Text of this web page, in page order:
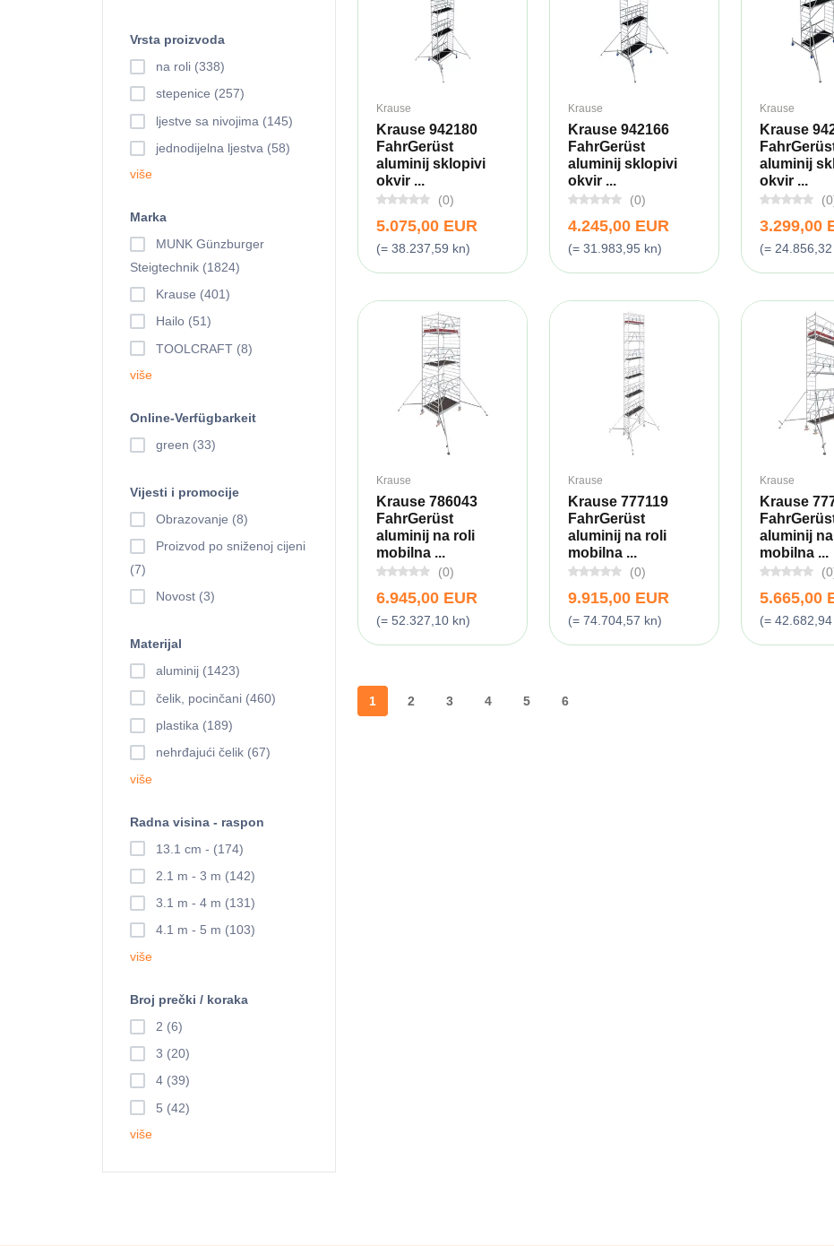
Krause
Krause 942180
FahrGerüst
aluminij sklopivi
okvir ...
(0)
5.075,00 EUR
(= 38.237,59 kn)
Krause
Krause 942166
FahrGerüst
aluminij sklopivi
okvir ...
(0)
4.245,00 EUR
(= 31.983,95 kn)
Krause
Krause
aluminij
okvir ...
3.299,00
(=
Krause
Krause 786043
FahrGerüst
aluminij na roli
mobilna ...
(0)
6.945,00 EUR
(= 52.327,10 kn)
Krause
Krause 777119
FahrGerüst
aluminij na roli
mobilna ...
(0)
9.915,00 EUR
(= 74.704,57 kn)
Krause
Krause
aluminij
mobilna ...
5.665,00
(=
1 2 3 4 5 6
Vrsta proizvoda
na roli (338)
stepenice (257)
ljestve sa nivojima (145)
jednodijelna ljestva (58)
više
Marka
MUNK Günzburger
Steigtechnik (1824)
Krause (401)
Hailo (51)
TOOLCRAFT (8)
više
Online-Verfügbarkeit
green (33)
Vijesti i promocije
Obrazovanje (8)
Proizvod po sniženoj cijeni
(7)
Novost (3)
Materijal
aluminij (1423)
čelik, pocinčani (460)
plastika (189)
nehrđajući čelik (67)
više
Radna visina - raspon
13.1 cm - (174)
2.1 m - 3 m (142)
3.1 m - 4 m (131)
4.1 m - 5 m (103)
više
Broj prečki / koraka
2 (6)
3 (20)
4 (39)
5 (42)
više